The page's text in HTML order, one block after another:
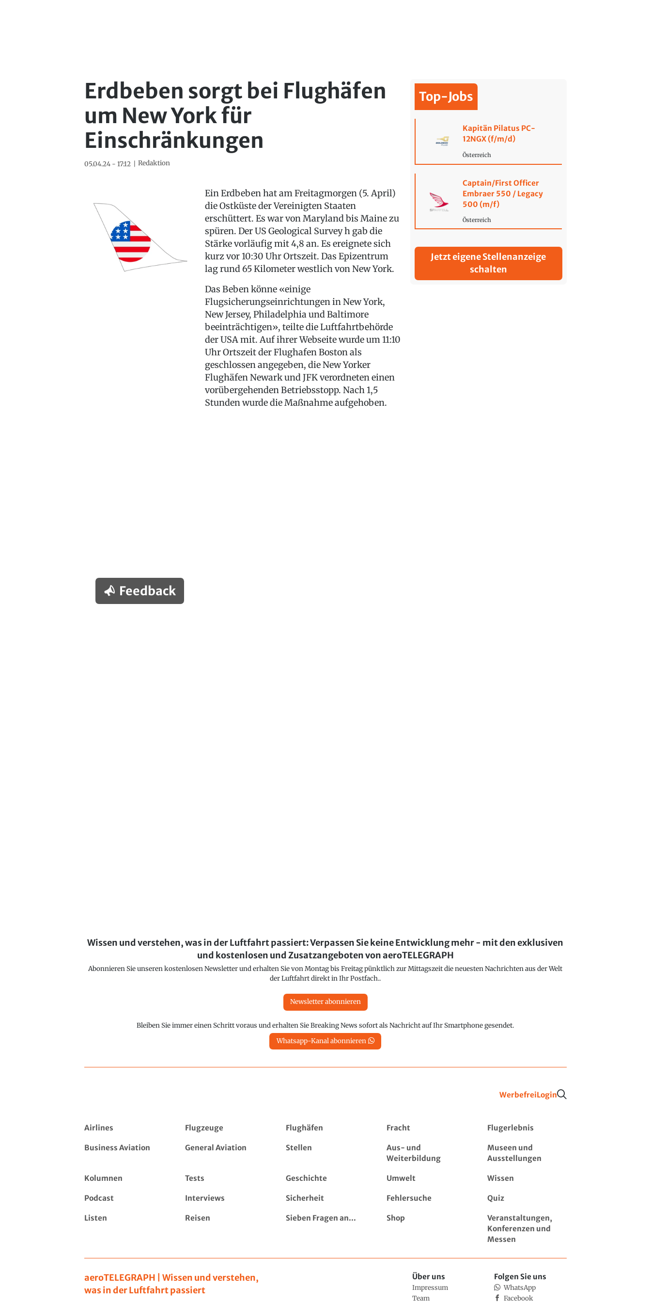
Erdbeben sorgt bei Flughäfen
um New York für
Einschränkungen
05.04.24 - 17:12 Redaktion
Ein Erdbeben hat am Freitagmorgen (5. April)
die Ostküste der Vereinigten Staaten
erschüttert. Es war von Maryland bis Maine zu
spüren. Der US Geological Survey h gab die
Stärke vorläufig mit 4,8 an. Es ereignete sich
kurz vor 10:30 Uhr Ortszeit. Das Epizentrum
lag rund 65 Kilometer westlich von New York.
Das Beben könne «einige
Flugsicherungseinrichtungen in New York,
New Jersey, Philadelphia und Baltimore
beeinträchtigen», teilte die Luftfahrtbehörde
der USA mit. Auf ihrer Webseite wurde um 11:10
Uhr Ortszeit der Flughafen Boston als
geschlossen angegeben, die New Yorker
Flughäfen Newark und JFK verordneten einen
vorübergehenden Betriebsstopp. Nach 1,5
Stunden wurde die Maßnahme aufgehoben.
Feedback
Top-Jobs
Kapitän Pilatus PC-
12NGX (f/m/d)
Österreich
Captain/First Officer
Embraer 550 / Legacy
500 (m/f)
Österreich
Jetzt eigene Stellenanzeige
schalten
Wissen und verstehen, was in der Luftfahrt passiert: Verpassen Sie keine Entwicklung mehr - mit den exklusiven
und kostenlosen und Zusatzangeboten von aeroTELEGRAPH
Abonnieren Sie unseren kostenlosen Newsletter und erhalten Sie von Montag bis Freitag pünktlich zur Mittagszeit die neuesten Nachrichten aus der Welt
der Luftfahrt direkt in Ihr Postfach..
Newsletter abonnieren
Bleiben Sie immer einen Schritt voraus und erhalten Sie Breaking News sofort als Nachricht auf Ihr Smartphone gesendet.
Whatsapp-Kanal abonnieren
WerbefreiLogin
Airlines Flugzeuge Flughäfen Fracht Flugerlebnis
Business Aviation General Aviation Stellen
Aus- und
Weiterbildung
Museen und
Ausstellungen
Kolumnen Tests Geschichte Umwelt Wissen
Podcast Interviews Sicherheit Fehlersuche Quiz
Listen Reisen Sieben Fragen an... Shop
Veranstaltungen,
Konferenzen und
Messen
aeroTELEGRAPH | Wissen und verstehen,
was in der Luftfahrt passiert
Über uns
Impressum
Team
Folgen Sie uns
WhatsApp
Facebook